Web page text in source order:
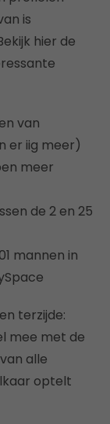
is
hier de
van
er iig meer)
meer
de 2 en 25
mannen in
terzijde:
mee met de
alle
optelt